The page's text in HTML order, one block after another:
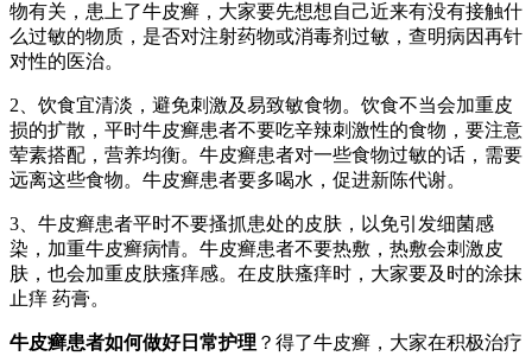
物有关，患上了牛皮癣，大家要先想想自己近来有没有接触什
么过敏的物质，是否对注射药物或消毒剂过敏，查明病因再针
对性的医治。
2、饮食宜清淡，避免刺激及易致敏食物。饮食不当会加重皮
损的扩散，平时牛皮癣患者不要吃辛辣刺激性的食物，要注意
荤素搭配，营养均衡。牛皮癣患者对一些食物过敏的话，需要
远离这些食物。牛皮癣患者要多喝水，促进新陈代谢。
3、牛皮癣患者平时不要搔抓患处的皮肤，以免引发细菌感
染，加重牛皮癣病情。牛皮癣患者不要热敷，热敷会刺激皮
肤，也会加重皮肤瘙痒感。在皮肤瘙痒时，大家要及时的涂抹
止痒 药膏。
牛皮癣患者如何做好日常护理 ？得了牛皮癣，大家在积极治疗